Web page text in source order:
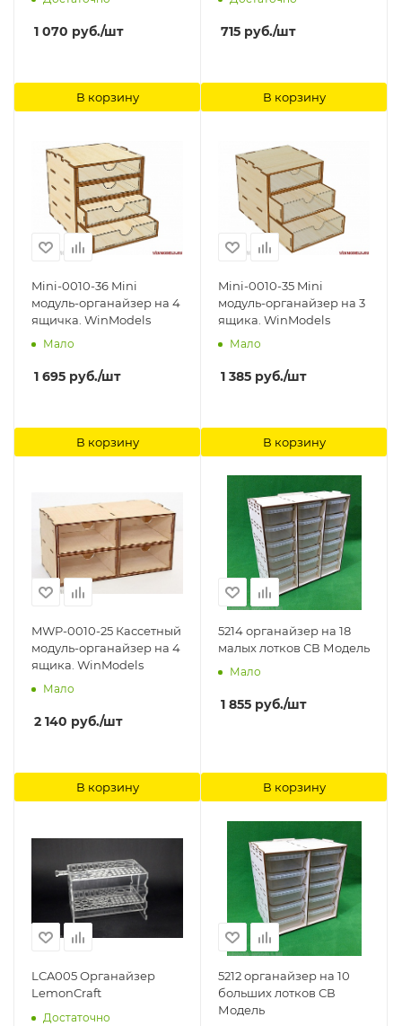
1 070 руб./шт
В корзину
флаконами для
хранения? ManWah
715 руб./шт
В корзину
Mini-0010-36 Mini
модуль-органайзер на 4
ящичка. WinModels
Мало
1 695 руб./шт
В корзину
Mini-0010-35 Mini
модуль-органайзер на 3
ящика. WinModels
Мало
1 385 руб./шт
В корзину
MWP-0010-25 Касcетный
модуль-органайзер на 4
ящика. WinModels
Мало
2 140 руб./шт
В корзину
5214 органайзер на 18
малых лотков СВ Модель
Мало
1 855 руб./шт
В корзину
LCA005 Органайзер
LemonCraft
Достаточно
5212 органайзер на 10
больших лотков СВ
Модель